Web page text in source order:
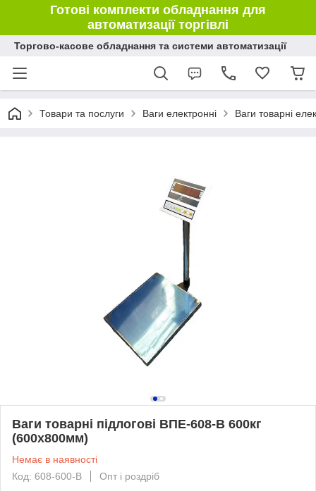
Готові комплекти обладнання для
автоматизації торгівлі
Торгово-касове обладнання та системи автоматизації
Товари та послуги Ваги електронні Ваги товарні
Ваги товарні підлогові ВПЕ-608-В 600кг
(600х800мм)
Немає в наявності
Код: 608-600-В
Опт і роздріб